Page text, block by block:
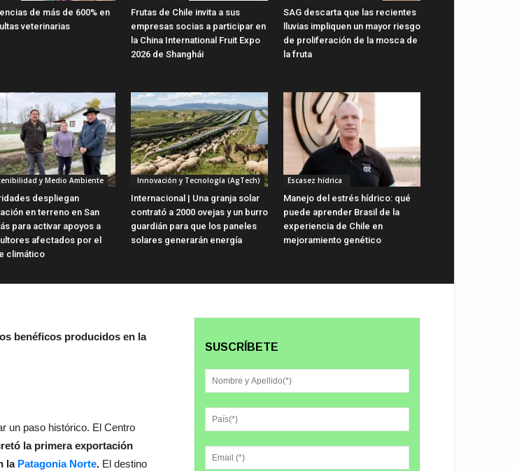
de más de 600% en
veterinarias
Frutas de Chile invita a sus
empresas socias a participar en
la China International Fruit Expo
2026 de Shanghái
SAG descarta que las recientes
lluvias impliquen un mayor riesgo
de proliferación de la mosca de
la fruta
y Medio Ambiente
despliegan
en terreno en San
para activar apoyos a
afectados por el
climático
Innovación y Tecnología (AgTech)
Internacional | Una granja solar
contrató a 2000 ovejas y un burro
guardián para que los paneles
solares generarán energía
Escasez hídrica
Manejo del estrés hídrico: qué
puede aprender Brasil de la
experiencia de Chile en
mejoramiento genético
benéficos producidos en la
un paso histórico. El Centro
la primera exportación
la Patagonia Norte. El destino
SUSCRÍBETE